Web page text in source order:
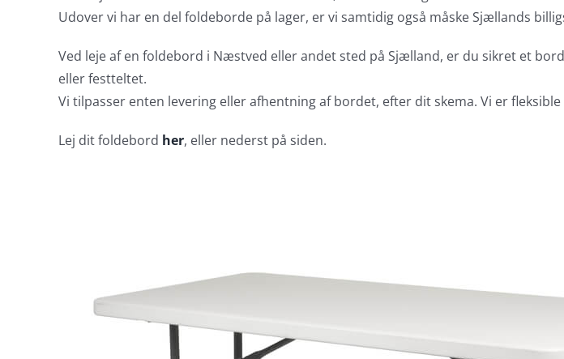
Udover vi har en del foldeborde på lager, er vi samtidig også måske Sjællands
Ved leje af en foldebord i Næstved eller andet sted på Sjælland, er du sikret et
eller festteltet.
Vi tilpasser enten levering eller afhentning af bordet, efter dit skema. Vi er
Lej dit foldebord her, eller nederst på siden.